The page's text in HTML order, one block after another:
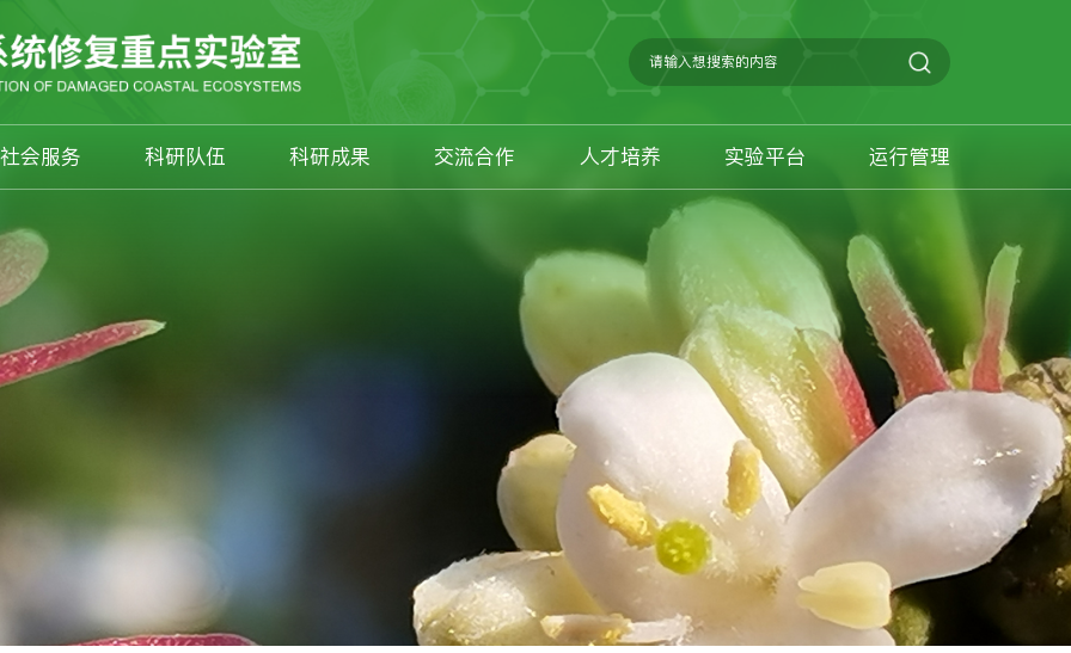
社会服务 科研队伍 科研成果 交流合作 人才培养 实验平台 运行管理